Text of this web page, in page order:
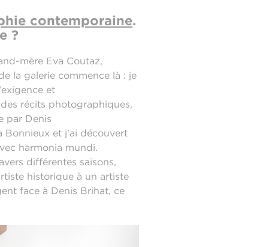
contemporaine.
?
mère Eva Coutaz,
la galerie commence là : je
et
récits photographiques,
par Denis
et j’ai découvert
harmonia mundi.
différentes saisons,
historique à un artiste
face à Denis Brihat, ce